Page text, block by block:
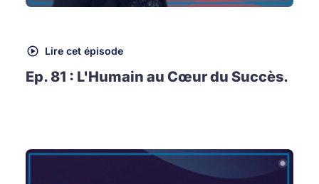
Lire cet épisode
Ep. 81 : L'Humain au Cœur du Succès.